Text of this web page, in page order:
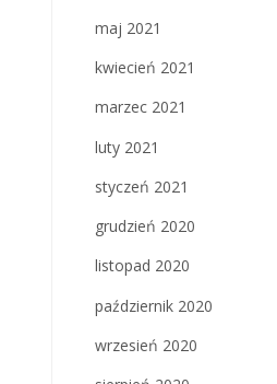
maj 2021
kwiecień 2021
marzec 2021
luty 2021
styczeń 2021
grudzień 2020
listopad 2020
październik 2020
wrzesień 2020